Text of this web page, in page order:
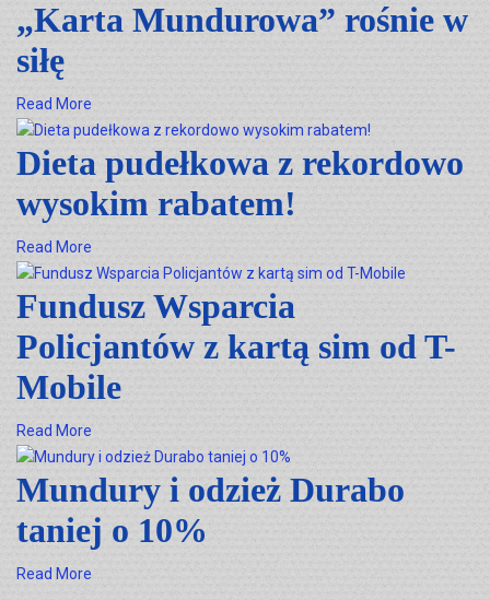
„Karta Mundurowa” rośnie w
siłę
Read More
Dieta pudełkowa z rekordowo
wysokim rabatem!
Read More
Fundusz Wsparcia
Policjantów z kartą sim od T-
Mobile
Read More
Mundury i odzież Durabo
taniej o 10%
Read More